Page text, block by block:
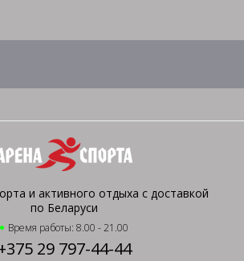
и активного отдыха с доставкой
по Беларуси
Время работы: 8.00 - 21.00
29 797-44-44